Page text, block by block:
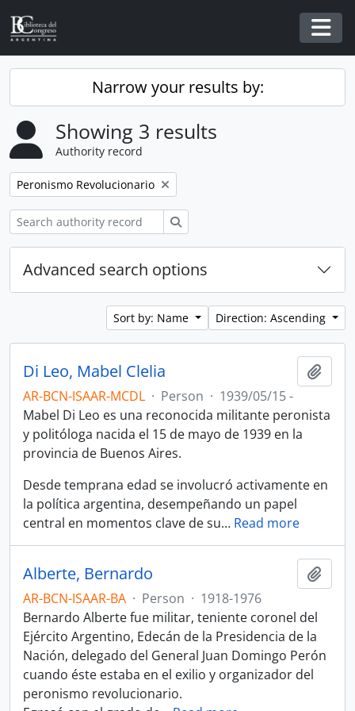
Skip to main content
Narrow your results by:
Showing 3 results
Authority record
Remove filter:
Peronismo Revolucionario
Advanced search options
Sort by: Name Direction: Ascending
Di Leo, Mabel Clelia
AR-BCN-ISAAR-MCDL · Person · 1939/05/15 -
Mabel Di Leo es una reconocida militante peronista
y politóloga nacida el 15 de mayo de 1939 en la
provincia de Buenos Aires.
Desde temprana edad se involucró activamente en
la política argentina, desempeñando un papel
central en momentos clave de su… Read more
Alberte, Bernardo
AR-BCN-ISAAR-BA · Person · 1918-1976
Bernardo Alberte fue militar, teniente coronel del
Ejército Argentino, Edecán de la Presidencia de la
Nación, delegado del General Juan Domingo Perón
cuando éste estaba en el exilio y organizador del
peronismo revolucionario.